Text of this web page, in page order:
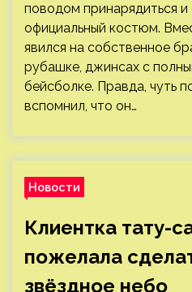
поводом принарядиться и
официальный костюм.
явился на собственное
рубашке, джинсах с
бейсболке. Правда, чуть
вспомнил, что он…
Новости
Клиентка тату-
пожелала
звёздное небо